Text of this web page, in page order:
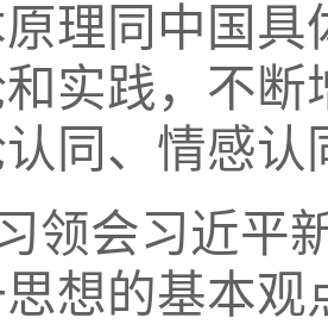
理同中国
实践，不
认同、情感认
领会习近平
想的基本